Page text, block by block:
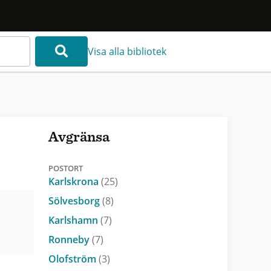
Visa alla bibliotek
Avgränsa
POSTORT
Karlskrona (25)
Sölvesborg(8)
Karlshamn (7)
Ronneby(7)
Olofström (3)